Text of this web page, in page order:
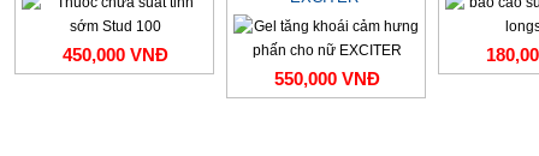
450,000 VNĐ
550,000 VNĐ